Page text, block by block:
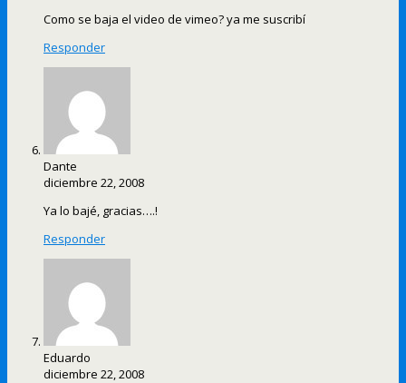
Como se baja el video de vimeo? ya me suscribí
Responder
Dante
diciembre 22, 2008
Ya lo bajé, gracias….!
Responder
Eduardo
diciembre 22, 2008